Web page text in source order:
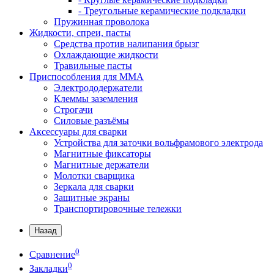
- Треугольные керамические подкладки
Пружинная проволока
Жидкости, спреи, пасты
Средства против налипания брызг
Охлаждающие жидкости
Травильные пасты
Приспособления для ММА
Электрододержатели
Клеммы заземления
Строгачи
Силовые разъёмы
Аксессуары для сварки
Устройства для заточки вольфрамового электрода
Магнитные фиксаторы
Магнитные держатели
Молотки сварщика
Зеркала для сварки
Защитные экраны
Транспортировочные тележки
Назад
Сравнение0
Закладки0